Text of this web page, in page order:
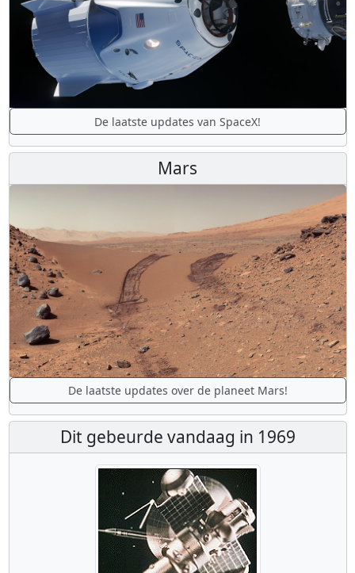
De laatste updates van SpaceX!
Mars
De laatste updates over de planeet Mars!
Dit gebeurde vandaag in 1969